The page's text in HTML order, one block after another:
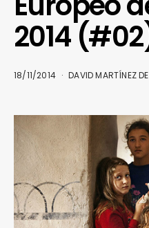
2014
18/11/2014 DAVID MARTÍNEZ